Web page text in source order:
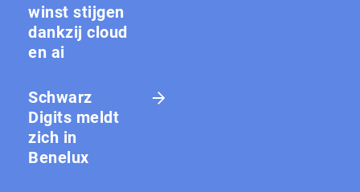
winst stijgen
dankzij cloud
en ai
Schwarz
Digits meldt
zich in
Benelux